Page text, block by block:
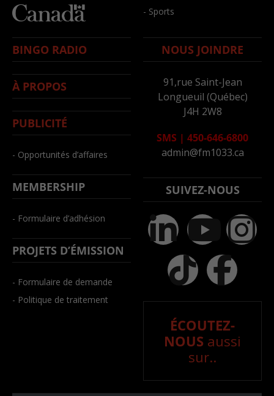
- Sports
BINGO RADIO
À PROPOS
PUBLICITÉ
- Opportunités d’affaires
MEMBERSHIP
- Formulaire d’adhésion
PROJETS D’ÉMISSION
- Formulaire de demande
- Politique de traitement
NOUS JOINDRE
91,rue Saint-Jean
Longueuil (Québec)
J4H 2W8
SMS | 450-646-6800
admin@fm1033.ca
SUIVEZ-NOUS
ÉCOUTEZ-
NOUS aussi
sur..